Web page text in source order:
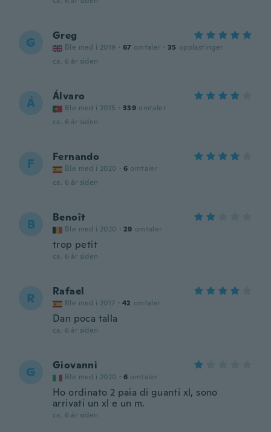
G Greg
Ble med i 2019 · 67 omtaler · 35 opplastinger
ca. 6 år siden
Á Álvaro
Ble med i 2015 · 339 omtaler
ca. 6 år siden
F Fernando
Ble med i 2020 · 6 omtaler
ca. 6 år siden
B Benoît
Ble med i 2020 · 29 omtaler
trop petit
ca. 6 år siden
R Rafael
Ble med i 2017 · 42 omtaler
Dan poca talla
ca. 6 år siden
G Giovanni
Ble med i 2020 · 6 omtaler
Ho ordinato 2 paia di guanti xl, sono
arrivati un xl e un m.
ca. 6 år siden